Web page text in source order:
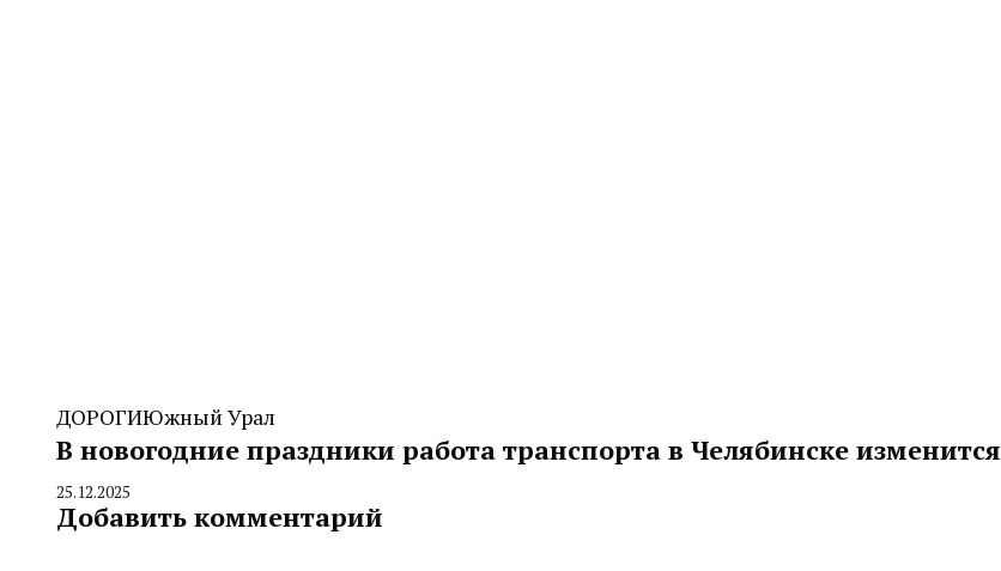
ДОРОГИЮжный Урал
В новогодние праздники работа транспорта в Челябинске изменится
By
CHELINDUSTRY
25.12.2025
Добавить комментарий